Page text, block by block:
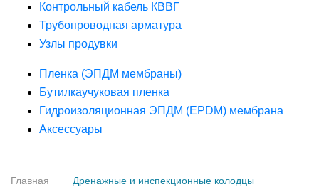
Контрольный кабель КВВГ
Трубопроводная арматура
Узлы продувки
Пленка (ЭПДМ мембраны)
Бутилкаучуковая пленка
Гидроизоляционная ЭПДМ (EPDM) мембрана
Аксессуары
Главная Дренажные и инспекционные колодцы